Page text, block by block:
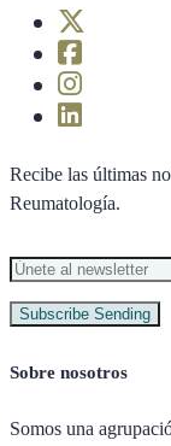
Recibe las últimas
Reumatología.
Subscribe Sending
Sobre nosotros
Somos una